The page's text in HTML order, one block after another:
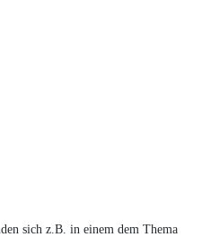
sich z.B. in einem dem Thema